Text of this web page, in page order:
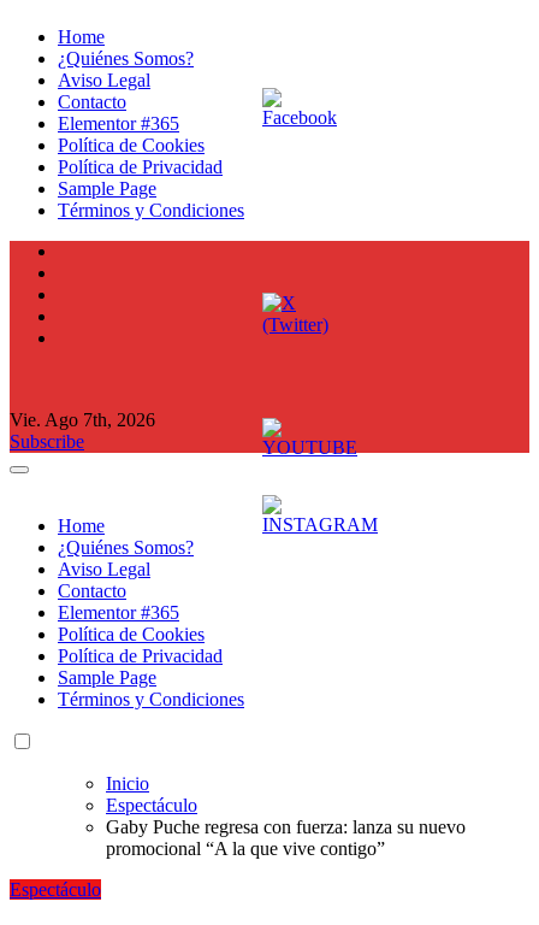
contenido
Home
¿Quiénes Somos?
Aviso Legal
Contacto
Elementor #365
Política de Cookies
Política de Privacidad
Sample Page
Términos y Condiciones
Vie. Ago 7th, 2026
Subscribe
Home
¿Quiénes Somos?
Aviso Legal
Contacto
Elementor #365
Política de Cookies
Política de Privacidad
Sample Page
Términos y Condiciones
Inicio
Espectáculo
Gaby Puche regresa con fuerza: lanza su nuevo
promocional “A la que vive contigo”
Espectáculo